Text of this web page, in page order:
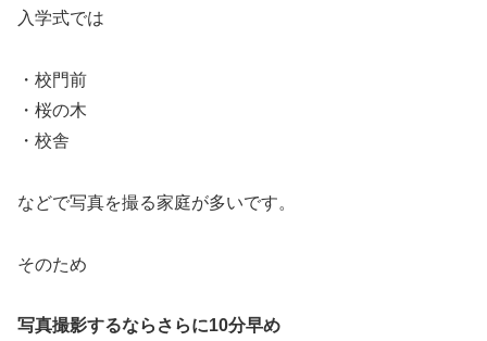
入学式では
・校門前
・桜の木
・校舎
などで写真を撮る家庭が多いです。
そのため
写真撮影するならさらに10分早め